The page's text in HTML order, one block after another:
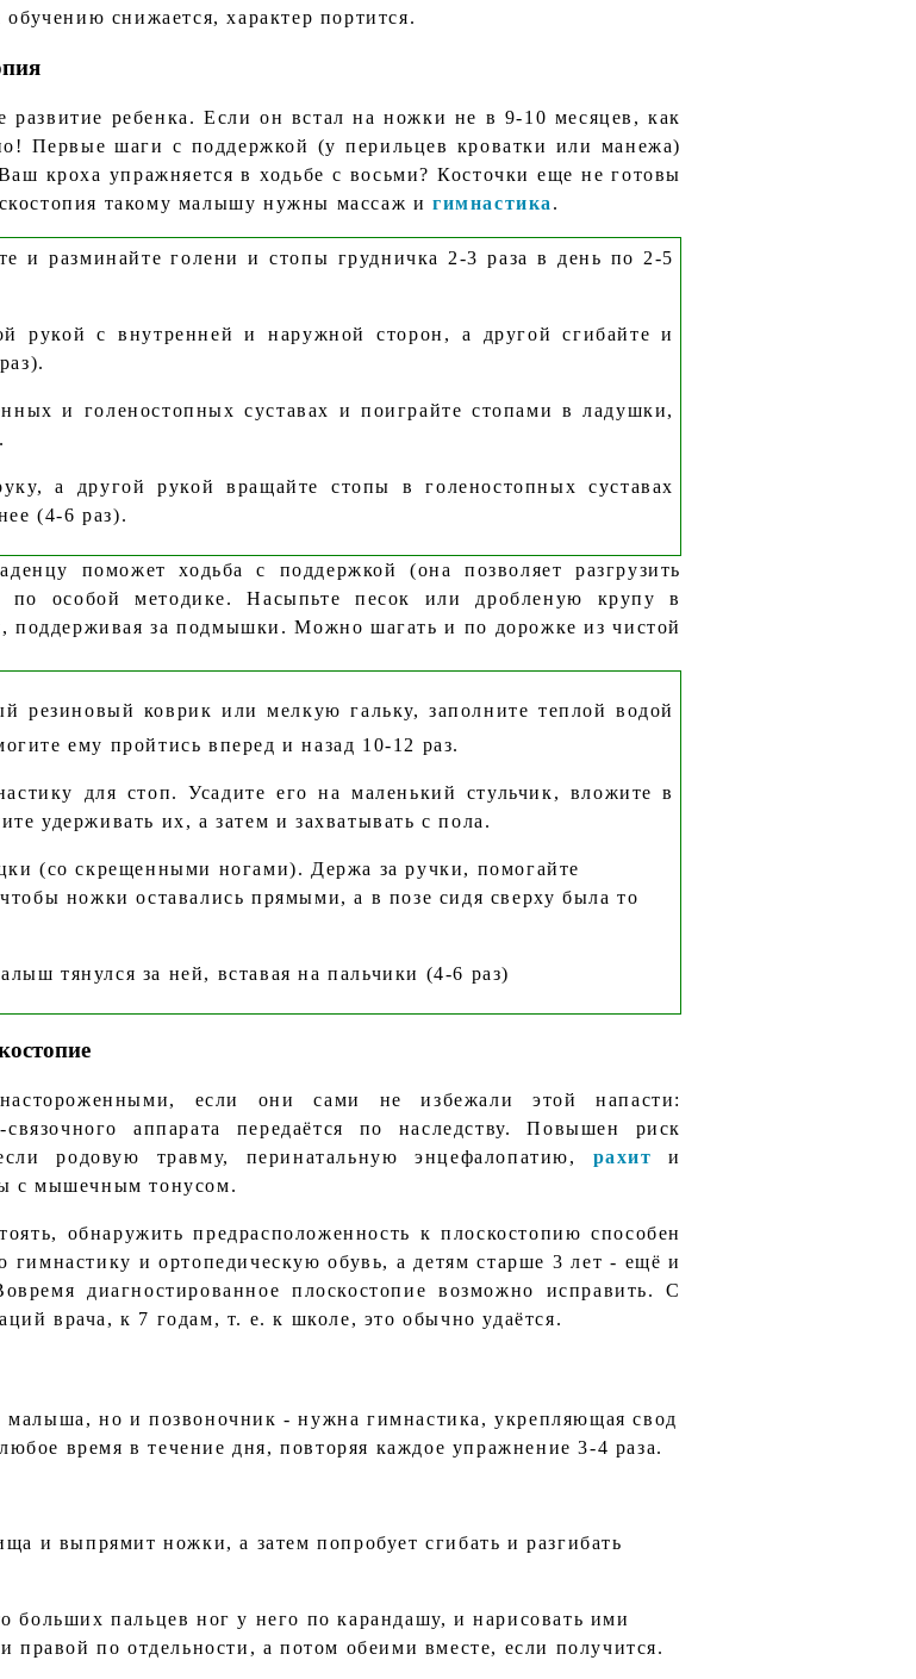
снижается, характер портится.
развитие ребенка. Если он встал на ножки не в 9-10 месяцев, как
Первые шаги с поддержкой (у перильцев кроватки или манежа)
кроха упражняется в ходьбе с восьми? Косточки еще не готовы
такому малышу нужны массаж и гимнастика .
и разминайте голени и стопы грудничка 2-3 раза в день по 2-5
рукой с внутренней и наружной сторон, а другой сгибайте и
и голеностопных суставах и поиграйте стопами в ладушки,
а другой рукой вращайте стопы в голеностопных суставах
(4-6 раз).
поможет ходьба с поддержкой (она позволяет разгрузить
по особой методике. Насыпьте песок или дробленую крупу в
за подмышки. Можно шагать и по дорожке из чистой
резиновый коврик или мелкую гальку, заполните теплой водой
ему пройтись вперед и назад 10-12 раз.
для стоп. Усадите его на маленький стульчик, вложите в
удерживать их, а затем и захватывать с пола.
(со скрещенными ногами). Держа за ручки, помогайте
ножки оставались прямыми, а в позе сидя сверху была то
тянулся за ней, вставая на пальчики (4-6 раз)
если они сами не избежали этой напасти:
аппарата передаётся по наследству. Повышен риск
родовую травму, перинатальную энцефалопатию, рахит и
с мышечным тонусом.
обнаружить предрасположенность к плоскостопию способен
и ортопедическую обувь, а детям старше 3 лет - ещё и
диагностированное плоскостопие возможно исправить. С
врача, к 7 годам, т. е. к школе, это обычно удаётся.
но и позвоночник - нужна гимнастика, укрепляющая свод
время в течение дня, повторяя каждое упражнение 3-4 раза.
и выпрямит ножки, а затем попробует сгибать и разгибать
больших пальцев ног у него по карандашу, и нарисовать ими
правой по отдельности, а потом обеими вместе, если получится.